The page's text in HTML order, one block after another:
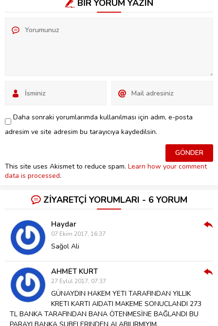
BİR YORUM YAZIN
Daha sonraki yorumlarımda kullanılması için adım, e-posta
adresim ve site adresim bu tarayıcıya kaydedilsin.
This site uses Akismet to reduce spam. Learn how your comment
data is processed.
ZİYARETÇİ YORUMLARI - 6 YORUM
Haydar
07 Ekim 2017, 16:37
Sağol Ali
AHMET KURT
27 Eylül 2017, 07:37
GÜNAYDIN HAKEM YETI TARAFINDAN YILLIK
KRETI KARTI AIDATI MAKEME SONUCLANDI 273
TL BANKA TARAFINDAN BANA ÖTENMESİNE BAĞLANDI BU